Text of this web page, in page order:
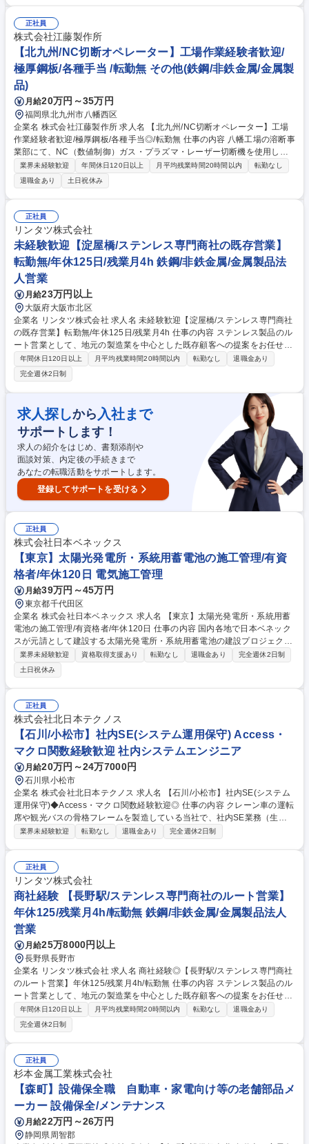
品納品または工事完了後、客先へ請求 【働き方】 オフィスワークと外回
りの時間割合は半々です。主に既存の得意先のフォローとなります。新規
の場合はご紹介を頂くことがほとんどです。 募集職種 【名古屋/ルート営
業】法人営業経験者向け/金属建具の既存営業/残業月10～30h◎
正社員
株式会社江藤製作所
【北九州/NC切断オペレーター】工場作業経験者歓迎/
極厚鋼板/各種手当 /転勤無 その他(鉄鋼/非鉄金属/金属製
品)
月給20万円～35万円
福岡県北九州市八幡西区
企業名 株式会社江藤製作所 求人名 【北九州/NC切断オペレーター】工場
作業経験者歓迎/極厚鋼板/各種手当◎/転勤無 仕事の内容 八幡工場の溶断事
業部にて、NC（数値制御）ガス・プラズマ・レーザー切断機を使用した
金属板の精密切断加工およびCADオペレーション業務を即戦力としてお任
せします。 （業務内容の変更の範囲）当社業務全般 ■最新のNCガス･プラ
ズマ･レーザー切断機を使用した鋼板の精密切断加工 ■ステンレス･アル
ミ･SS材など、薄板から極厚鋼板までの幅広い加工･条件設定 ■板繰り（ク
レーン操作）および、仕上げ作業（グラインダー等） ■2DCADを用い
た、各切断機向けの作図作業（ネスティング）および見積もり業務 ■現場
の生産性向上や品質改善に向けた取り組み、および若手メンバーへの技術
指導 募集職種 【北九州/NC切断オペレーター】工場作業経験者歓迎/極厚
鋼板/各種手当◎/転勤無
業界未経験歓迎 年間休日120日以上 月平均残業時間20時間以内
転勤なし
退職金あり
土日祝休み
正社員
リンタツ株式会社
未経験歓迎【淀屋橋/ステンレス専門商社の既存営業】
転勤無/年休125日/残業月4h 鉄鋼/非鉄金属/金属製品法
人営業
月給23万円以上
大阪府大阪市北区
企業名 リンタツ株式会社 求人名 未経験歓迎【淀屋橋/ステンレス専門商社
の既存営業】転勤無/年休125日/残業月4h 仕事の内容 ステンレス製品のル
ート営業として、地元の製造業を中心とした既存顧客への提案をお任せし
ます。転居を伴う転勤はなく、地域に根差した営業活動に専念できます。
(全国転勤型も有)※業務内容の変更範囲：営業業務 ■既存顧客（1日3～4
件）の訪問・ニーズ深掘り ■ステンレス製品の仕様打ち合わせ・受注対応
■社内生産部門との加工・納期調整、物流手配 ■納品後のアフターフォロ
ーおよび信頼関係の構築 【取引先】自動車、医療機器、厨房、建材など約
1,000社。長年培った「絆」を武器に、素材＋αの価値を提供します。自社
一貫体制のため、顧客の要望に柔軟かつ迅速に応えられます。 募集職種
未経験歓迎【淀屋橋/ステンレス専門商社の既存営業】転勤無/年休125日/
残業月4h
年間休日120日以上 月平均残業時間20時間以内 転勤なし
退職金あり
完全週休2日制
求人探しから 入社まで
サポートします！
求人の紹介をはじめ、書類添削や
面談対策、内定後の手続きまで
あなたの転職活動をサポートします。
登録してサポートを受ける
正社員
株式会社日本ベネックス
【東京】太陽光発電所・系統用蓄電池の施工管理/有資
格者/年休120日 電気施工管理
月給39万円～45万円
東京都千代田区
企業名 株式会社日本ベネックス 求人名 【東京】太陽光発電所・系統用蓄
電池の施工管理/有資格者/年休120日 仕事の内容 国内各地で日本ベネック
スが元請として建設する太陽光発電所・系統用蓄電池の建設プロジェクト
で、監理技術者・現場代理人として建設現場全体の監理・監督を行ってい
ただきます。 【具体的な業務】 ■現場の円滑な進行：工事協力会社・施
主・案件担当者との調整 ■工程管理、品質管理、安全管理、各種資料作成
■就業スタイル：現場常駐（2～6ヶ月/案件） 【業務内容の変更の範囲】当
社業務全般 募集職種 【東京】太陽光発電所・系統用蓄電池の施工管理/有
資格者/年休120日
業界未経験歓迎 資格取得支援あり 転勤なし 退職金あり
完全週休2日制
土日祝休み
正社員
株式会社北日本テクノス
【石川/小松市】社内SE(システム運用保守) Access・
マクロ関数経験歓迎 社内システムエンジニア
月給20万円～24万7000円
石川県小松市
企業名 株式会社北日本テクノス 求人名 【石川/小松市】社内SE(システム
運用保守)◆Access・マクロ関数経験歓迎◎ 仕事の内容 クレーン車の運転
席や観光バスの骨格フレームを製造している当社で、社内SE業務（生産
管理システム担当）をお任せします。主にシステムの運用保守業務をお任
おり、同システムの運用保守業務をお任せします。 ・「アスプローバ」の
メンテナンス・運用管理業務 ・Microsoft Accessを用いた社内データベー
スの利活用 ・Microsoft Excel：マクロ関数を活用した生産計画の効率化推
進 など ※既存社員から引継ぎながら、業務を行っていただきます 募集職
種 【石川/小松市】社内SE(システム運用保守)◆Access・マクロ関数経験
歓迎◎
業界未経験歓迎 転勤なし 退職金あり 完全週休2日制
正社員
リンタツ株式会社
商社経験 【長野駅/ステンレス専門商社のルート営業】
年休125/残業月4h/転勤無 鉄鋼/非鉄金属/金属製品法人
営業
月給25万8000円以上
長野県長野市
企業名 リンタツ株式会社 求人名 商社経験◎【長野駅/ステンレス専門商社
のルート営業】年休125/残業月4h/転勤無 仕事の内容 ステンレス製品のル
ート営業として、地元の製造業を中心とした既存顧客への提案をお任せし
ます。転居を伴う転勤はなく、地域に根差した営業活動に専念できます。
(全国転勤型も有)※業務内容の変更範囲：営業業務 ■既存顧客（1日3～4
件）の訪問・ニーズ深掘り ■ステンレス製品の仕様打ち合わせ・受注対応
■社内生産部門との加工・納期調整、物流手配 ■納品後のアフターフォロ
ーおよび信頼関係の構築 【取引先】自動車、医療機器、厨房、建材など約
1,000社。長年培った「絆」を武器に、素材＋αの価値を提供します。自社
一貫体制のため、顧客の要望に柔軟かつ迅速に応えられます。 募集職種
商社経験◎【長野駅/ステンレス専門商社のルート営業】年休125/残業月4
h/転勤無
年間休日120日以上 月平均残業時間20時間以内 転勤なし
退職金あり
完全週休2日制
正社員
杉本金属工業株式会社
【森町】設備保全職 自動車・家電向け等の老舗部品メ
ーカー 設備保全/メンテナンス
月給22万円～26万円
静岡県周智郡